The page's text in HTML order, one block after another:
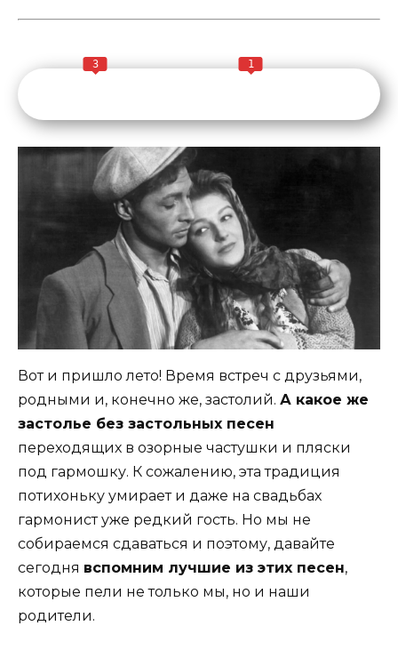
3 1
Вот и пришло лето! Время встреч с друзьями,
родными и, конечно же, застолий. А какое же
застолье без застольных песен
переходящих в озорные частушки и пляски
под гармошку. К сожалению, эта традиция
потихоньку умирает и даже на свадьбах
гармонист уже редкий гость. Но мы не
собираемся сдаваться и поэтому, давайте
сегодня вспомним лучшие из этих песен,
которые пели не только мы, но и наши
родители.